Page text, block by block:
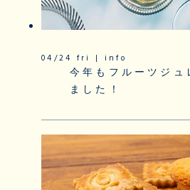
04/24 fri | info
今年もフルーツジュ
ました！